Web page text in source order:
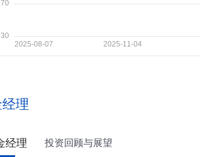
理
经理 投资回顾与展望